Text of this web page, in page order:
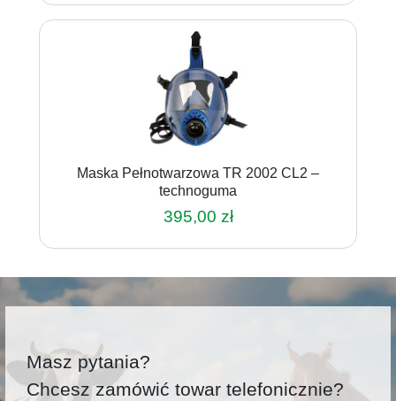
Maska Pełnotwarzowa TR 2002 CL2 –
technoguma
395,00 zł
Masz pytania?
Chcesz zamówić towar telefonicznie?